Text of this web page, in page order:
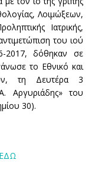
Εκπαίδευση
Λοιμώξεων,
Ιατρικής,
του ιού
2017, δόθηκαν σε
το Εθνικό και
τη Δευτέρα 3
Αργυριάδης» του
30).
ΕΔΩ